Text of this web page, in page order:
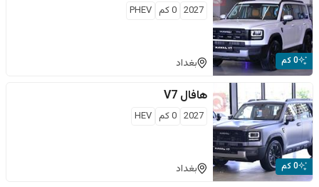
0 كم
2027
0كم PHEV
بغداد
0 كم
هافال V7
2027
0كم HEV
بغداد